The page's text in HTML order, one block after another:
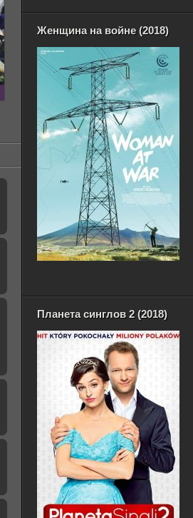
Женщина на войне (2018)
Планета синглов 2 (2018)